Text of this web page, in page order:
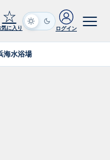
☆
気に入り ログイン
海水浴場